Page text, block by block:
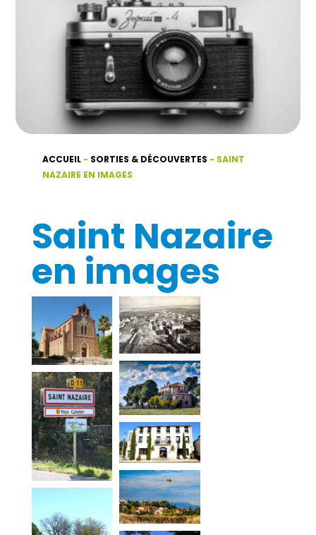
ACCUEIL- SORTIES & DÉCOUVERTES - SAINT
NAZAIRE EN IMAGES
Saint Nazaire
en images